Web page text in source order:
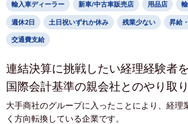
輸入車ディーラー 新車/中古車販売店 用品店
週休2日 土日祝いずれか休み 残業少ない 昇給
交通費支給
連結決算に挑戦したい経理経験者
国際会計基準の親会社とのやり取
大手商社のグループに入ったことにより、経理
く方向転換している企業です。